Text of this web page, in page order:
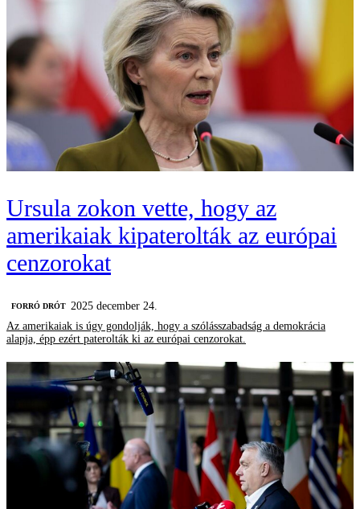
Ursula zokon vette, hogy az
amerikaiak kipaterolták az európai
cenzorokat
FORRÓ DRÓT 2025 december 24.
Az amerikaiak is úgy gondolják, hogy a szólásszabadság a demokrácia
alapja, épp ezért paterolták ki az európai cenzorokat.